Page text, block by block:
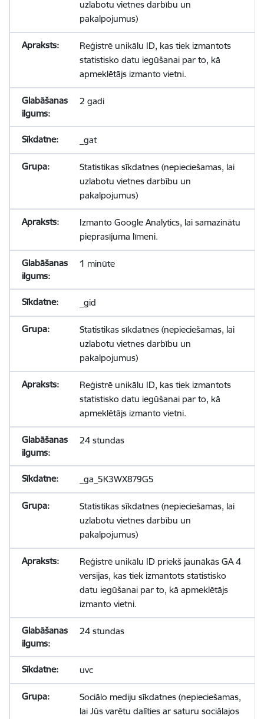
uzlabotu vietnes darbību un
pakalpojumus)
Reģistrē unikālu ID, kas tiek izmantots
statistisko datu iegūšanai par to, kā
apmeklētājs izmanto vietni.
2 gadi
_gat
Statistikas sīkdatnes (nepieciešamas, lai
uzlabotu vietnes darbību un
pakalpojumus)
Izmanto Google Analytics, lai samazinātu
pieprasījuma līmeni.
1 minūte
_gid
Statistikas sīkdatnes (nepieciešamas, lai
uzlabotu vietnes darbību un
pakalpojumus)
Reģistrē unikālu ID, kas tiek izmantots
statistisko datu iegūšanai par to, kā
apmeklētājs izmanto vietni.
24 stundas
_ga_5K3WX879G5
Statistikas sīkdatnes (nepieciešamas, lai
uzlabotu vietnes darbību un
pakalpojumus)
Reģistrē unikālu ID priekš jaunākās GA 4
versijas, kas tiek izmantots statistisko
datu iegūšanai par to, kā apmeklētājs
izmanto vietni.
24 stundas
uvc
Sociālo mediju sīkdatnes (nepieciešamas,
lai Jūs varētu dalīties ar saturu sociālajos